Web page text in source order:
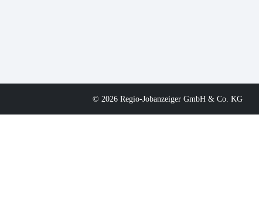
© 2026 Regio-Jobanzeiger GmbH & Co. KG